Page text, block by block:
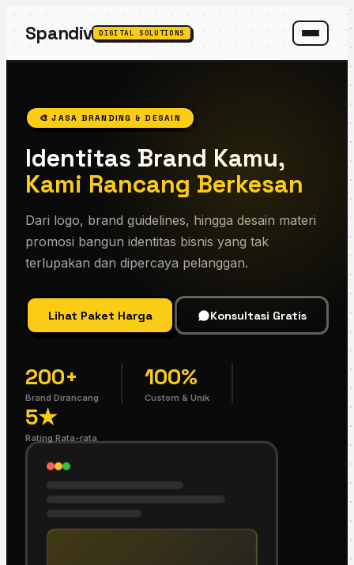
Spandiv DIGITAL SOLUTIONS
🎨 JASA BRANDING & DESAIN
Identitas Brand Kamu,
Kami Rancang Berkesan
Dari logo, brand guidelines, hingga desain materi
promosi bangun identitas bisnis yang tak
terlupakan dan dipercaya pelanggan.
Lihat Paket Harga Konsultasi Gratis
200+
Brand Dirancang
100%
Custom & Unik
5★
Rating Rata-rata
SPANDIV ASSISTANT